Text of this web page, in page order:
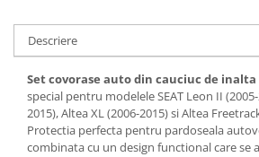
Descriere
Set covorase auto din cauciuc de
special pentru modelele SEAT Leon II
2015), Altea XL (2006-2015) si Altea
Protectia perfecta pentru pardoseala
combinata cu un design functional care se